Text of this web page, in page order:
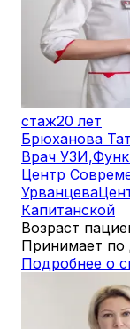
стаж20 лет
Брюханова
Врач УЗИ,
Центр
Урванцева
Капитанской
Возраст
Принимает
Подробнее о